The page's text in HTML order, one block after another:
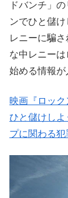
ドバンチ」
ンでひと儲
レニーに騙
な中レニー
始める情報が
映画『ロッ
ひと儲けし
プに関わる犯